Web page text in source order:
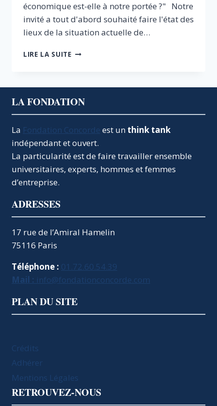
économique est-elle à notre portée ?" Notre
invité a tout d'abord souhaité faire l'état des
lieux de la situation actuelle de…
LIRE LA SUITELA
NOTRE
PORTÉE
LA FONDATION
La Fondation Concorde est un think tank
indépendant et ouvert.
La particularité est de faire travailler ensemble
universitaires, experts, hommes et femmes
d’entreprise.
ADRESSES
17 rue de l’Amiral Hamelin
75116 Paris
Téléphone : 01.72.60.54.39
Mail : info@fondationconcorde.com
PLAN DU SITE
Crédits
Adhérer
Mentions Légales
RETROUVEZ-NOUS